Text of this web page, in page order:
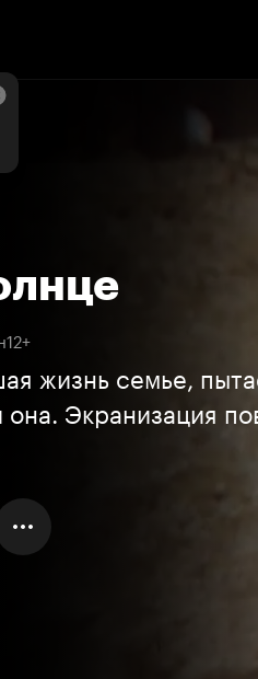
12+
жизнь семье,
она. Экранизация